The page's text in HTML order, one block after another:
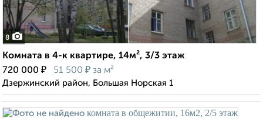
8
Комната в 4-к квартире, 14м², 3/3 этаж
720 000 ₽ 51 500 ₽ за м²
Дзержинский район, Большая Норская 1